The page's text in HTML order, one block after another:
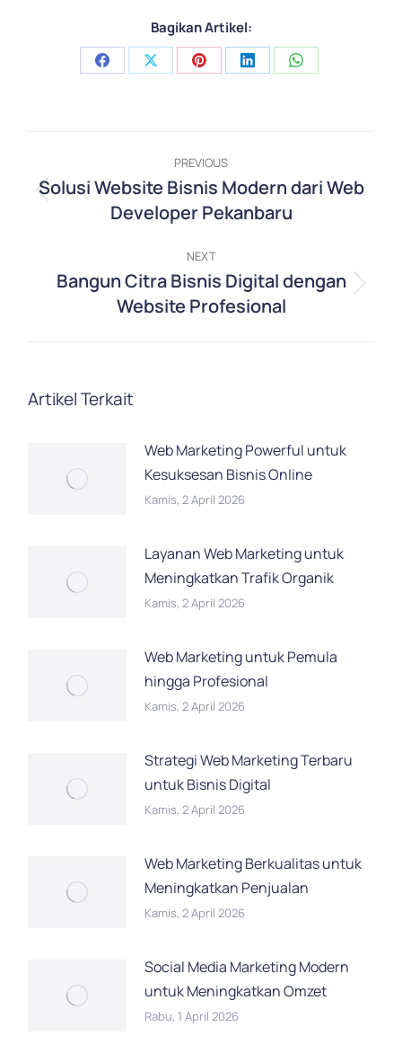
Bagikan Artikel:
Share Share Share Share Share
navigation
PREVIOUS
Previous
post:
Solusi Website Bisnis Modern dari Web
Developer Pekanbaru
NEXT
Next
post:
Bangun Citra Bisnis Digital dengan
Website Profesional
Artikel Terkait
Web Marketing Powerful untuk
Kesuksesan Bisnis Online
Kamis, 2 April 2026
Layanan Web Marketing untuk
Meningkatkan Trafik Organik
Kamis, 2 April 2026
Web Marketing untuk Pemula
hingga Profesional
Kamis, 2 April 2026
Strategi Web Marketing Terbaru
untuk Bisnis Digital
Kamis, 2 April 2026
Web Marketing Berkualitas untuk
Meningkatkan Penjualan
Kamis, 2 April 2026
Social Media Marketing Modern
untuk Meningkatkan Omzet
Rabu, 1 April 2026